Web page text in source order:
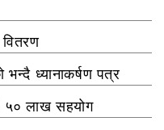
वितरण
भन्दै ध्यानाकर्षण पत्र
५० लाख सहयोग